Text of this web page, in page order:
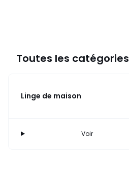
Toutes les catégories
Linge de maison
Voir